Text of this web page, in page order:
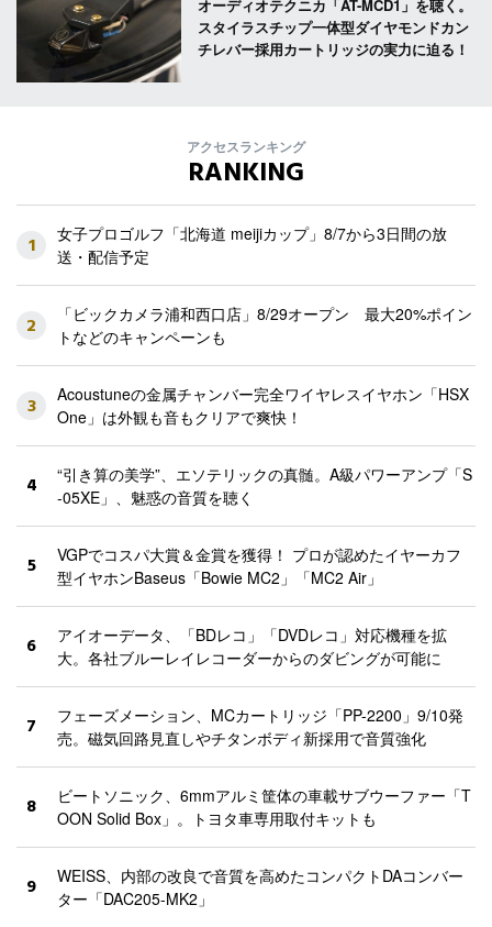
オーディオテクニカ「AT-MCD1」を聴く。
スタイラスチップ一体型ダイヤモンドカン
チレバー採用カートリッジの実力に迫る！
アクセスランキング
RANKING
1
女子プロゴルフ「北海道 meijiカップ」8/7から3日間の放
送・配信予定
2
「ビックカメラ浦和西口店」8/29オープン 最大20%ポイン
トなどのキャンペーンも
3
Acoustuneの金属チャンバー完全ワイヤレスイヤホン「HSX
One」は外観も音もクリアで爽快！
4
“引き算の美学”、エソテリックの真髄。A級パワーアンプ「S
-05XE」、魅惑の音質を聴く
5
VGPでコスパ大賞＆金賞を獲得！ プロが認めたイヤーカフ
型イヤホンBaseus「Bowie MC2」「MC2 Air」
6
アイオーデータ、「BDレコ」「DVDレコ」対応機種を拡
大。各社ブルーレイレコーダーからのダビングが可能に
7
フェーズメーション、MCカートリッジ「PP-2200」9/10発
売。磁気回路見直しやチタンボディ新採用で音質強化
8
ビートソニック、6mmアルミ筐体の車載サブウーファー「T
OON Solid Box」。トヨタ車専用取付キットも
9
WEISS、内部の改良で音質を高めたコンパクトDAコンバー
ター「DAC205-MK2」